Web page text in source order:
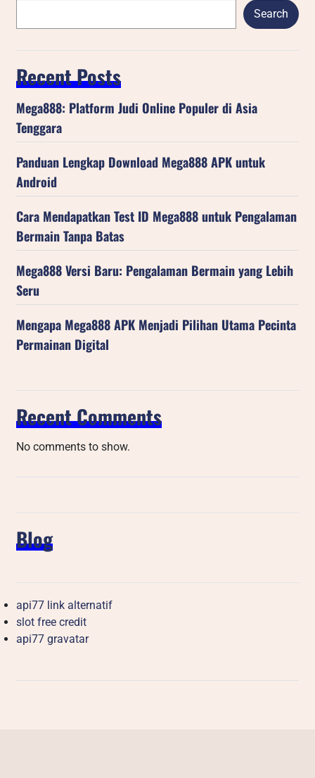
Search
Recent Posts
Mega888: Platform Judi Online Populer di Asia
Tenggara
Panduan Lengkap Download Mega888 APK untuk
Android
Cara Mendapatkan Test ID Mega888 untuk Pengalaman
Bermain Tanpa Batas
Mega888 Versi Baru: Pengalaman Bermain yang Lebih
Seru
Mengapa Mega888 APK Menjadi Pilihan Utama Pecinta
Permainan Digital
Recent Comments
No comments to show.
Blog
api77 link alternatif
slot free credit
api77 gravatar